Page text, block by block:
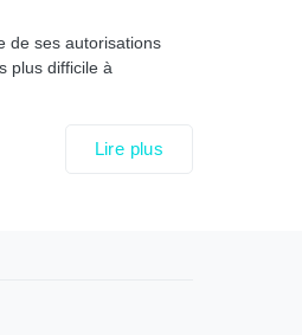
de ses autorisations
plus difficile à
Lire plus